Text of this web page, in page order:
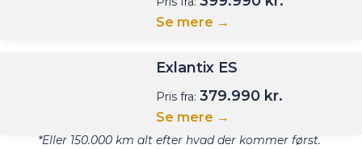
Se mere →
Exlantix ES
Pris fra:379.990 kr.
Se mere →
*Eller 150.000 km alt efter hvad der kommer først.